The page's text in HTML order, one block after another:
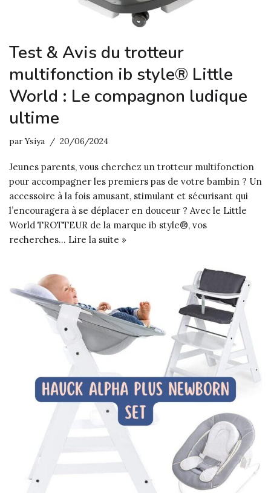
Test & Avis du trotteur
multifonction ib style® Little
World : Le compagnon ludique
ultime
parYsiya 20/06/2024
Jeunes parents, vous cherchez un trotteur multifonction
pour accompagner les premiers pas de votre bambin ? Un
accessoire à la fois amusant, stimulant et sécurisant qui
l’encouragera à se déplacer en douceur ? Avec le Little
World TROTTEUR de la marque ib style®, vos
recherches… Lire la suite »